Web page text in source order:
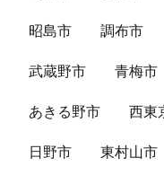
昭島市 調布市
武蔵野市 青梅市
あきる野市 西東
日野市 東村山市